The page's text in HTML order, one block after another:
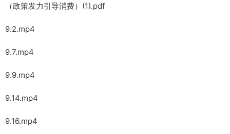
（政策发力引导消费）(1).pdf
9.2.mp4
9.7.mp4
9.9.mp4
9.14.mp4
9.16.mp4